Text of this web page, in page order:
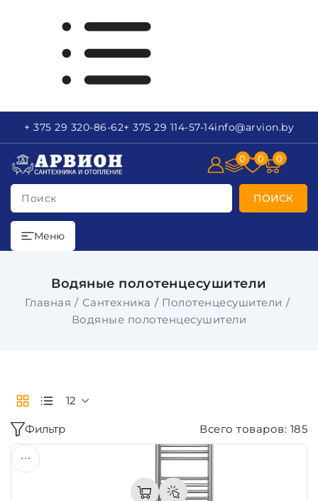
+ 375 29 320-86-62+ 375 29 114-57-14info@arvion.by
Поиск ПОИСК
0 0 0
Меню
Водяные полотенцесушители
Главная Сантехника
Полотенцесушители
Водяные полотенцесушители
Фильтр Всего товаров: 185
12